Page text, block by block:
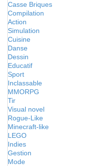
Casse Briques
Compilation
Action
Simulation
Cuisine
Danse
Dessin
Educatif
Sport
Inclassable
MMORPG
Tir
Visual novel
Rogue-Like
Minecraft-like
LEGO
Indies
Gestion
Mode